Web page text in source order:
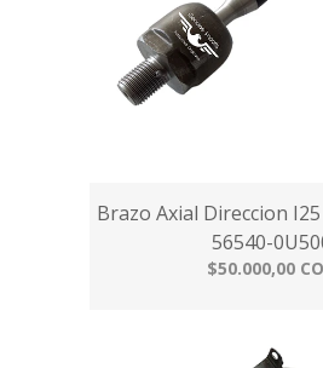
Brazo Axial Direccion I25
56540-
$50.000,00